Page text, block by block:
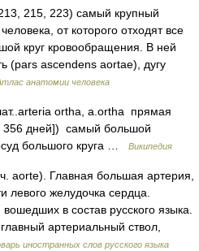
215, 223) самый крупный
от которого отходят все
круг кровообращения. В ней
(pars ascendens aortae), дугу
анатомии человека
ortha, a.ortha прямая
356 дней]) самый большой
большого круга …
Википедия
aorte). Главная большая артерия,
левого желудочка сердца.
в состав русского языка.
артериальный ствол,
иностранных слов русского языка